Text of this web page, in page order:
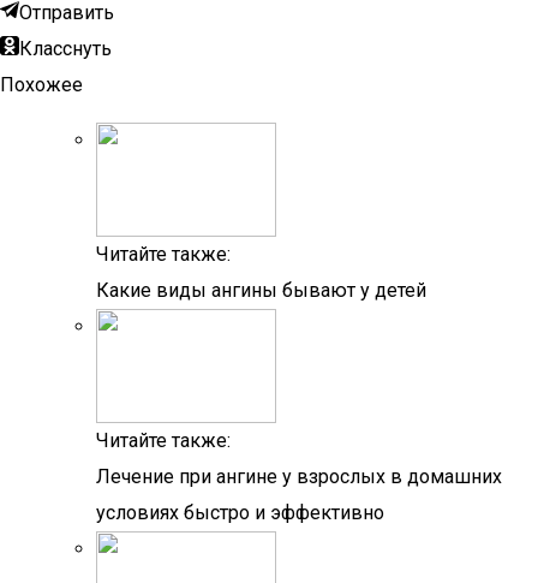
Отправить
Класснуть
Похожее
Читайте также:
Какие виды ангины бывают у детей
Читайте также:
Лечение при ангине у взрослых в домашних
условиях быстро и эффективно